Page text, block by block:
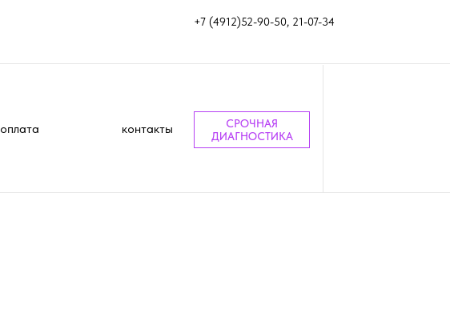
+7 (4912)52-90-50, 21-07-34
оплата контакты
СРОЧНАЯ
ДИАГНОСТИКА